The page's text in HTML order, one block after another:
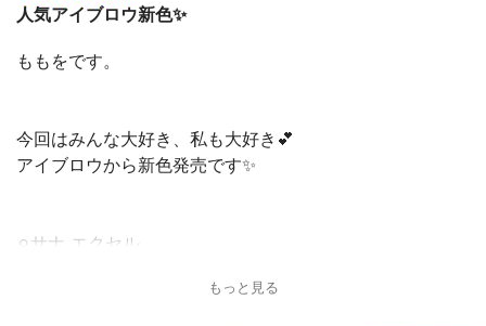
人気アイブロウ新色✨
ももをです。
今回はみんな大好き、私も大好き💕
アイブロウから新色発売です✨
⚪︎サナ エクセル
もっと見る